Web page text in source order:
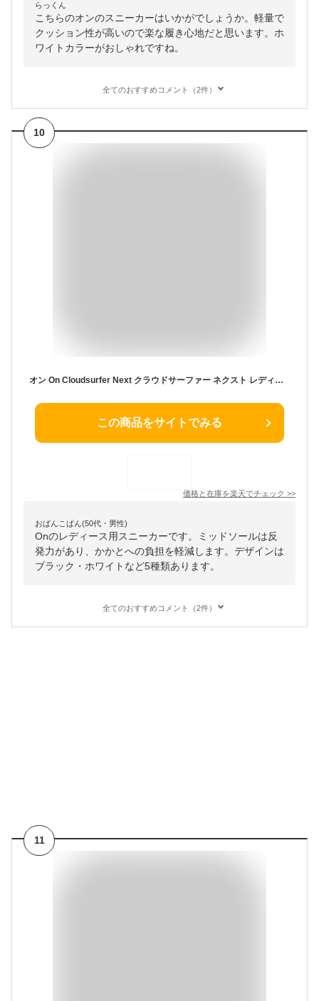
らっくん
こちらのオンのスニーカーはいかがでしょうか。軽量で
クッション性が高いので楽な履き心地だと思います。ホ
ワイトカラーがおしゃれですね。
全てのおすすめコメント（2件）
10
オン On Cloudsurfer Next クラウドサーファー ネクスト レディース ランニングシューズ ランシュー ロード マラソン トレーニング スポーツ スニーカー オールシーズン 3WE3005
この商品をサイトでみる
価格と在庫を楽天でチェック >>
おぱんこぱん(50代・男性)
Onのレディース用スニーカーです。ミッドソールは反
発力があり、かかとへの負担を軽減します。デザインは
ブラック・ホワイトなど5種類あります。
全てのおすすめコメント（2件）
11